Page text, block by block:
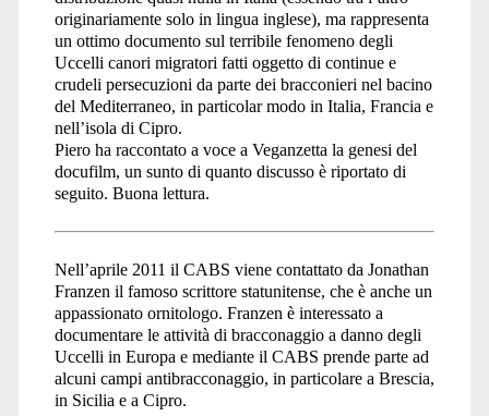
originariamente solo in lingua inglese), ma rappresenta
un ottimo documento sul terribile fenomeno degli
Uccelli canori migratori fatti oggetto di continue e
crudeli persecuzioni da parte dei bracconieri nel bacino
del Mediterraneo, in particolar modo in Italia, Francia e
nell’isola di Cipro.
Piero ha raccontato a voce a Veganzetta la genesi del
docufilm, un sunto di quanto discusso è riportato di
seguito. Buona lettura.
Nell’aprile 2011 il CABS viene contattato da Jonathan
Franzen il famoso scrittore statunitense, che è anche un
appassionato ornitologo. Franzen è interessato a
documentare le attività di bracconaggio a danno degli
Uccelli in Europa e mediante il CABS prende parte ad
alcuni campi antibracconaggio, in particolare a Brescia,
in Sicilia e a Cipro.